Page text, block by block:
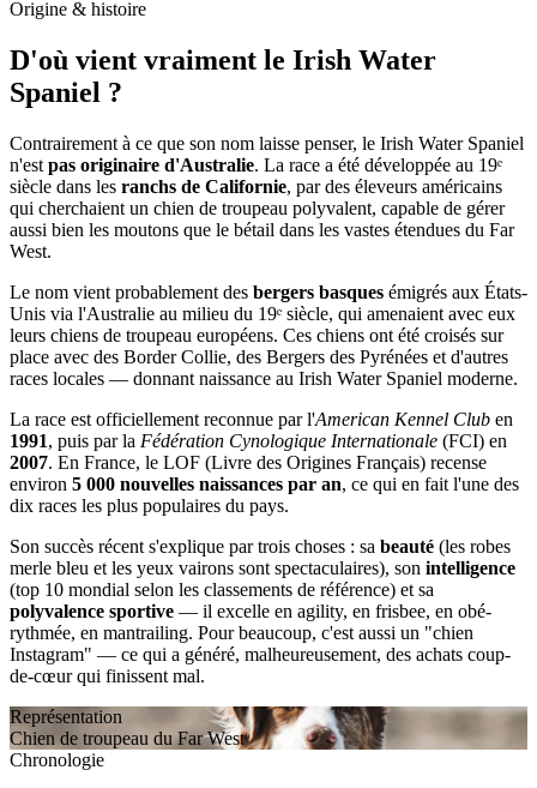
Origine & histoire
D'où vient vraiment le Irish Water
Spaniel ?
Contrairement à ce que son nom laisse penser, le Irish Water Spaniel
n'est pas originaire d'Australie. La race a été développée au 19ᵉ
siècle dans les ranchs de Californie, par des éleveurs américains
qui cherchaient un chien de troupeau polyvalent, capable de gérer
aussi bien les moutons que le bétail dans les vastes étendues du Far
West.
Le nom vient probablement des bergers basques émigrés aux États-
Unis via l'Australie au milieu du 19ᵉ siècle, qui amenaient avec eux
leurs chiens de troupeau européens. Ces chiens ont été croisés sur
place avec des Border Collie, des Bergers des Pyrénées et d'autres
races locales — donnant naissance au Irish Water Spaniel moderne.
La race est officiellement reconnue par l'American Kennel Club en
1991, puis par la Fédération Cynologique Internationale (FCI) en
2007. En France, le LOF (Livre des Origines Français) recense
environ 5 000 nouvelles naissances par an, ce qui en fait l'une des
dix races les plus populaires du pays.
Son succès récent s'explique par trois choses : sa beauté (les robes
merle bleu et les yeux vairons sont spectaculaires), son intelligence
(top 10 mondial selon les classements de référence) et sa
polyvalence sportive — il excelle en agility, en frisbee, en obé-
rythmée, en mantrailing. Pour beaucoup, c'est aussi un "chien
Instagram" — ce qui a généré, malheureusement, des achats coup-
de-cœur qui finissent mal.
Représentation
Chien de troupeau du Far West
Chronologie